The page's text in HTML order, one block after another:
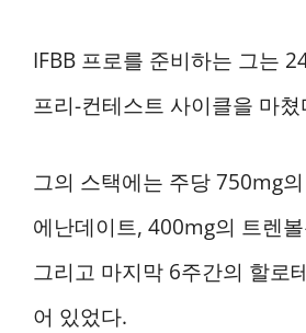
IFBB 프로를 준비하는 그는
프리-컨테스트 사이클을 마쳤
그의 스택에는 주당 750mg
에난데이트, 400mg의 트렌
그리고 마지막 6주간의 할로
어 있었다.